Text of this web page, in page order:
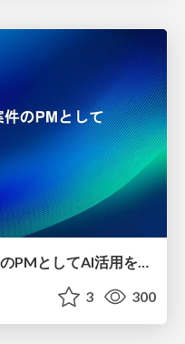
ウォーターフォール開発案件のPMとしてAI活用を模索している話
3 300